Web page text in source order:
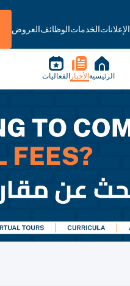
الإعلاناتالخدماتالوظائفالعروض
الرئيسية الأخبار الفعاليات